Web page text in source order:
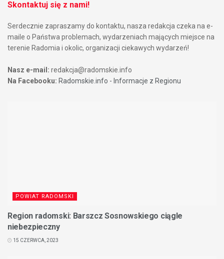
Skontaktuj się z nami!
Serdecznie zapraszamy do kontaktu, nasza redakcja czeka na e-
maile o Państwa problemach, wydarzeniach mających miejsce na
terenie Radomia i okolic, organizacji ciekawych wydarzeń!
Nasz e-mail: redakcja@radomskie.info
Na Facebooku: Radomskie.info - Informacje z Regionu
POWIAT RADOMSKI
Region radomski: Barszcz Sosnowskiego ciągle
niebezpieczny
15 CZERWCA, 2023